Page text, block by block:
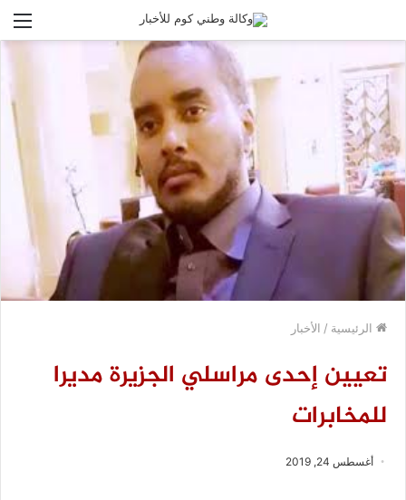
الرئيسية / الأخبار
تعيين إحدى مراسلي الجزيرة مديرا
للمخابرات
أغسطس 24, 2019